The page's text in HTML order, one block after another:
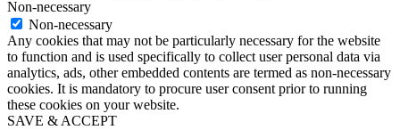
Non-necessary
Non-necessary
Any cookies that may not be particularly necessary for the website
to function and is used specifically to collect user personal data via
analytics, ads, other embedded contents are termed as non-necessary
cookies. It is mandatory to procure user consent prior to running
these cookies on your website.
SAVE & ACCEPT